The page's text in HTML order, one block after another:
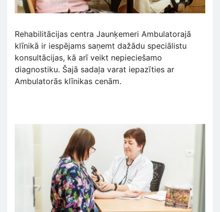
Rehabilitācijas centra Jaunķemeri Ambulatorajā
klīnikā ir iespējams saņemt dažādu speciālistu
konsultācijas, kā arī veikt nepieciešamo
diagnostiku. Šajā sadaļa varat iepazīties ar
Ambulatorās klīnikas cenām.